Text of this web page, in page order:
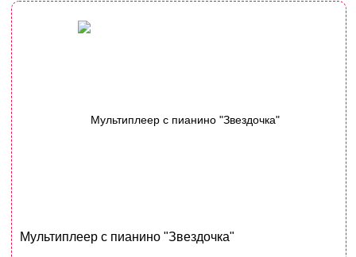
Мультиплеер с пианино "Звездочка"